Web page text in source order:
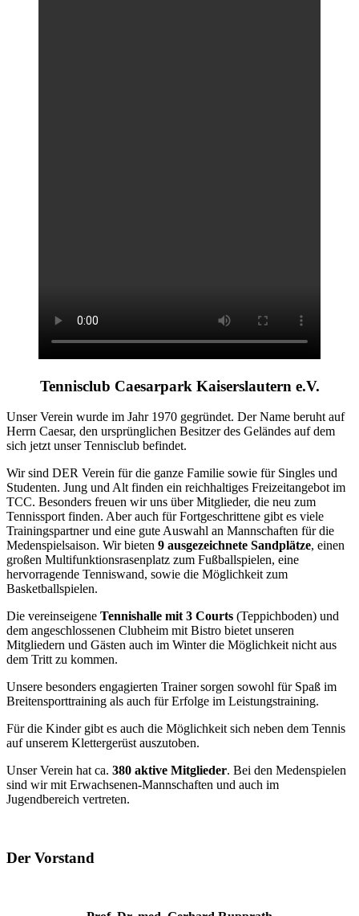
Tennisclub Caesarpark Kaiserslautern e.V.
Unser Verein wurde im Jahr 1970 gegründet. Der Name beruht auf
Herrn Caesar, den ursprünglichen Besitzer des Geländes auf dem
sich jetzt unser Tennisclub befindet.
Wir sind DER Verein für die ganze Familie sowie für Singles und
Studenten. Jung und Alt finden ein reichhaltiges Freizeitangebot im
TCC. Besonders freuen wir uns über Mitglieder, die neu zum
Tennissport finden. Aber auch für Fortgeschrittene gibt es viele
Trainingspartner und eine gute Auswahl an Mannschaften für die
Medenspielsaison. Wir bieten 9 ausgezeichnete Sandplätze, einen
großen Multifunktionsrasenplatz zum Fußballspielen, eine
hervorragende Tenniswand, sowie die Möglichkeit zum
Basketballspielen.
Die vereinseigene Tennishalle mit 3 Courts (Teppichboden) und
dem angeschlossenen Clubheim mit Bistro bietet unseren
Mitgliedern und Gästen auch im Winter die Möglichkeit nicht aus
dem Tritt zu kommen.
Unsere besonders engagierten Trainer sorgen sowohl für Spaß im
Breitensporttraining als auch für Erfolge im Leistungstraining.
Für die Kinder gibt es auch die Möglichkeit sich neben dem Tennis
auf unserem Klettergerüst auszutoben.
Unser Verein hat ca. 380 aktive Mitglieder. Bei den Medenspielen
sind wir mit Erwachsenen-Mannschaften und auch im
Jugendbereich vertreten.
Der Vorstand